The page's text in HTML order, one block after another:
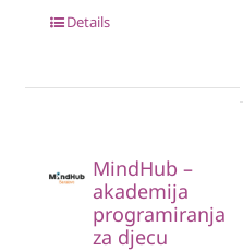
Details
MindHub –
akademija
programiranja
za djecu